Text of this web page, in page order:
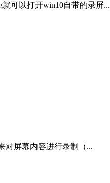
可以打开win10自带的录屏...
对屏幕内容进行录制（...